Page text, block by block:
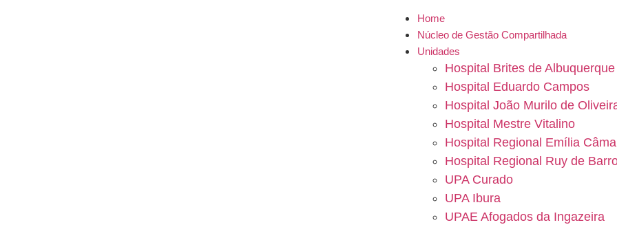
Home
Núcleo de Gestão Compartilhada
Unidades
Hospital Brites de Albuquerque
Hospital Eduardo Campos
Hospital João Murilo de
Hospital Mestre Vitalino
Hospital Regional Emília
Hospital Regional Ruy de
UPA Curado
UPA Ibura
UPAE Afogados da Ingazeira